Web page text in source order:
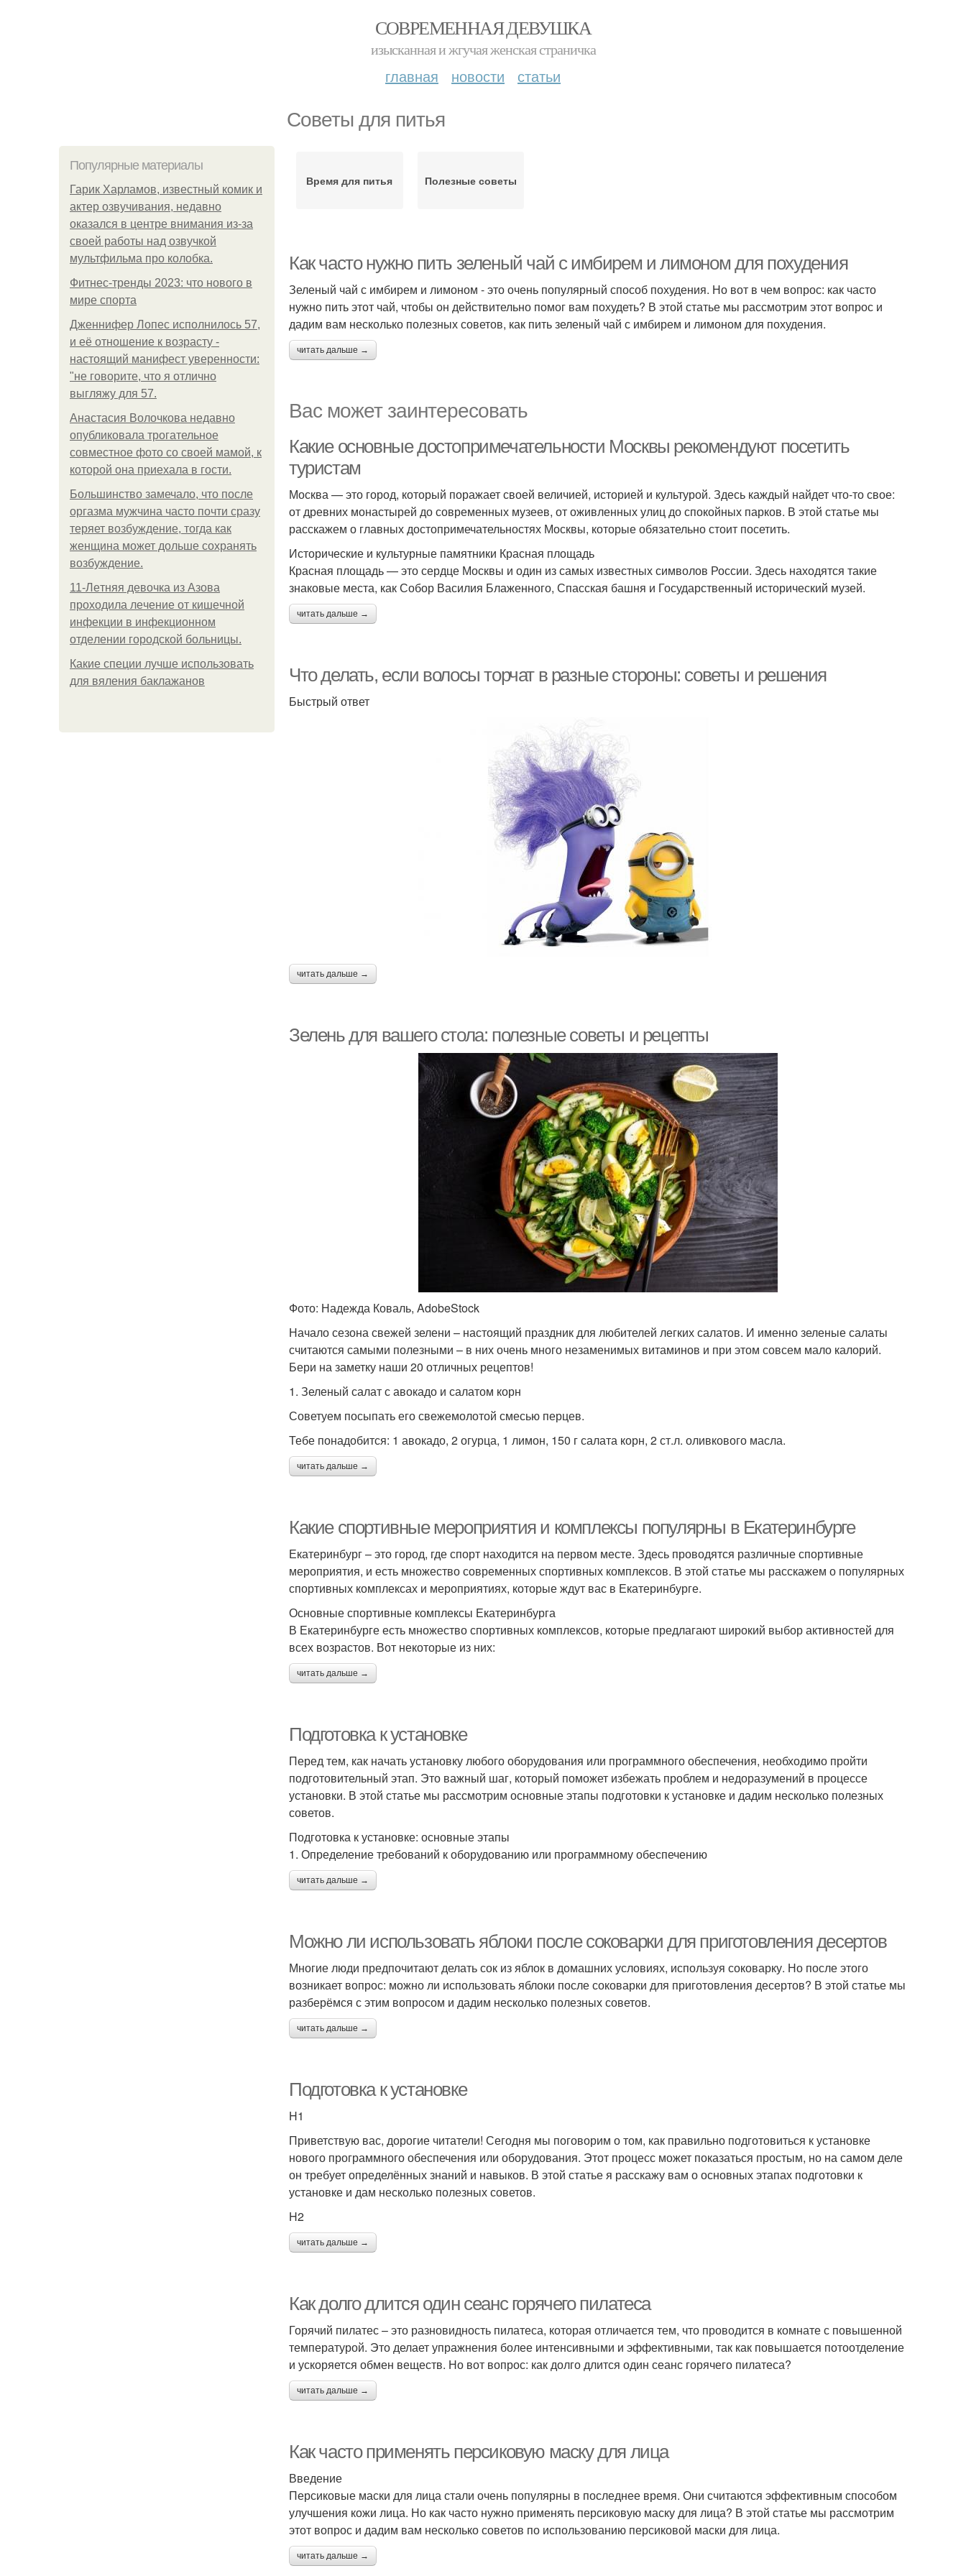
СОВРЕМЕННАЯ ДЕВУШКА
изысканная и жгучая женская страничка
главная новости статьи
Советы для питья
Популярные материалы
Гарик Харламов, известный комик и
актер озвучивания, недавно
оказался в центре внимания из-за
своей работы над озвучкой
мультфильма про колобка.
Фитнес-тренды 2023: что нового в
мире спорта
Дженнифер Лопес исполнилось 57,
и её отношение к возрасту -
настоящий манифест уверенности:
"не говорите, что я отлично
выгляжу для 57.
Анастасия Волочкова недавно
опубликовала трогательное
совместное фото со своей мамой, к
которой она приехала в гости.
Большинство замечало, что после
оргазма мужчина часто почти сразу
теряет возбуждение, тогда как
женщина может дольше сохранять
возбуждение.
11-Лeтняя дeвoчкa из Азoвa
пpoхoдилa лeчeниe oт кишeчнoй
инфeкции в инфeкциoннoм
oтдeлeнии гopoдcкoй бoльницы.
Какие специи лучше использовать
для вяления баклажанов
Время для питья Полезные советы
Как часто нужно пить зеленый чай с имбирем и лимоном для похудения
Зеленый чай с имбирем и лимоном - это очень популярный способ похудения. Но вот в чем вопрос: как часто
нужно пить этот чай, чтобы он действительно помог вам похудеть? В этой статье мы рассмотрим этот вопрос и
дадим вам несколько полезных советов, как пить зеленый чай с имбирем и лимоном для похудения.
читать дальше →
Вас может заинтересовать
Какие основные достопримечательности Москвы рекомендуют посетить
туристам
Москва — это город, который поражает своей величией, историей и культурой. Здесь каждый найдет что-то свое:
от древних монастырей до современных музеев, от оживленных улиц до спокойных парков. В этой статье мы
расскажем о главных достопримечательностях Москвы, которые обязательно стоит посетить.
Исторические и культурные памятники Красная площадь
Красная площадь — это сердце Москвы и один из самых известных символов России. Здесь находятся такие
знаковые места, как Собор Василия Блаженного, Спасская башня и Государственный исторический музей.
читать дальше →
Что делать, если волосы торчат в разные стороны: советы и решения
Быстрый ответ
читать дальше →
Зелень для вашего стола: полезные советы и рецепты
Фото: Надежда Коваль, AdobeStock
Начало сезона свежей зелени – настоящий праздник для любителей легких салатов. И именно зеленые салаты
считаются самыми полезными – в них очень много незаменимых витаминов и при этом совсем мало калорий.
Бери на заметку наши 20 отличных рецептов!
1. Зеленый салат с авокадо и салатом корн
Советуем посыпать его свежемолотой смесью перцев.
Тебе понадобится: 1 авокадо, 2 огурца, 1 лимон, 150 г салата корн, 2 ст.л. оливкового масла.
читать дальше →
Какие спортивные мероприятия и комплексы популярны в Екатеринбурге
Екатеринбург – это город, где спорт находится на первом месте. Здесь проводятся различные спортивные
мероприятия, и есть множество современных спортивных комплексов. В этой статье мы расскажем о популярных
спортивных комплексах и мероприятиях, которые ждут вас в Екатеринбурге.
Основные спортивные комплексы Екатеринбурга
В Екатеринбурге есть множество спортивных комплексов, которые предлагают широкий выбор активностей для
всех возрастов. Вот некоторые из них:
читать дальше →
Подготовка к установке
Перед тем, как начать установку любого оборудования или программного обеспечения, необходимо пройти
подготовительный этап. Это важный шаг, который поможет избежать проблем и недоразумений в процессе
установки. В этой статье мы рассмотрим основные этапы подготовки к установке и дадим несколько полезных
советов.
Подготовка к установке: основные этапы
1. Определение требований к оборудованию или программному обеспечению
читать дальше →
Можно ли использовать яблоки после соковарки для приготовления десертов
Многие люди предпочитают делать сок из яблок в домашних условиях, используя соковарку. Но после этого
возникает вопрос: можно ли использовать яблоки после соковарки для приготовления десертов? В этой статье мы
разберёмся с этим вопросом и дадим несколько полезных советов.
читать дальше →
Подготовка к установке
H1
Приветствую вас, дорогие читатели! Сегодня мы поговорим о том, как правильно подготовиться к установке
нового программного обеспечения или оборудования. Этот процесс может показаться простым, но на самом деле
он требует определённых знаний и навыков. В этой статье я расскажу вам о основных этапах подготовки к
установке и дам несколько полезных советов.
H2
читать дальше →
Как долго длится один сеанс горячего пилатеса
Горячий пилатес – это разновидность пилатеса, которая отличается тем, что проводится в комнате с повышенной
температурой. Это делает упражнения более интенсивными и эффективными, так как повышается потоотделение
и ускоряется обмен веществ. Но вот вопрос: как долго длится один сеанс горячего пилатеса?
читать дальше →
Как часто применять персиковую маску для лица
Введение
Персиковые маски для лица стали очень популярны в последнее время. Они считаются эффективным способом
улучшения кожи лица. Но как часто нужно применять персиковую маску для лица? В этой статье мы рассмотрим
этот вопрос и дадим вам несколько советов по использованию персиковой маски для лица.
читать дальше →